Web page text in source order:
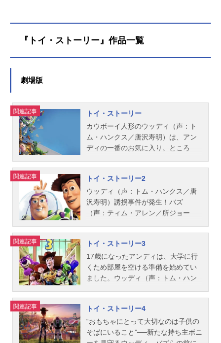
『トイ・ストーリー』作品一覧
劇場版
関連記事
トイ・ストーリー
カウボーイ人形のウッディ（声：ト
ム・ハンクス／唐沢寿明）は、アン
ディの一番のお気に入り。ところ
ペース・レンジャー、バズ・ライト
イヤー（声：ティム・アレン／所ジ
ョージ）が現れて、ウッディの主役
の座が奪われそうに。張り合うウッ
ディとバズは、ひょんなことからオ
まってしまい、大ピンチ！脱出作戦
で力を合わせて頑張るうちに、やが
て“友情の絆”が芽生えていく…。作品
名トイ・ストーリー放送形態劇場版
アニメシリーズトイ・ストーリーシ
（土）キャストバズ・ライトイヤ
ー：所ジョージウッディ：唐沢寿明
ミスター・ポテトヘッド：名古屋章
スリンキー・ドッグ：永井一郎レッ
関連記事
トイ・ストーリー2
ウッディ（声：トム・ハンクス／唐
沢寿明）誘拐事件が発生！バズ
（声：ティム・アレン／所ジョー
ィを見つけ出すために、決死の覚悟
で外の世界に飛び出します。一
方、“超プレミアム人形”として、カウ
ガール人形のジェシーや馬のブルズ
アイと一緒に日本のオモチャ博物館
は、ジェシーからある事実を聞かさ
れて、仲間たちの元に戻りたい気持
ちが揺らぎ始めていました。そんな
時、さまざまな危険をくぐりぬけ、
関連記事
トイ・ストーリー3
17歳になったアンディは、大学に行
くため部屋を空ける準備を始めてい
ました。ウッディ（声：トム・ハン
ム・アレン／所ジョージ）たちオモ
チャ仲間は、アンディとの別れの予
感に戸惑うばかり。そんなある日、
ウッディたちは手違いで、なんと、
関連記事
トイ・ストーリー4
“おもちゃにとって大切なのは子供の
そばにいること”──新たな持ち主ボニ